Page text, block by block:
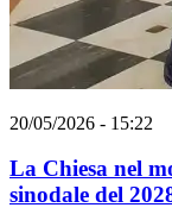
20/05/2026 - 15:22
La Chiesa nel
sinodale del